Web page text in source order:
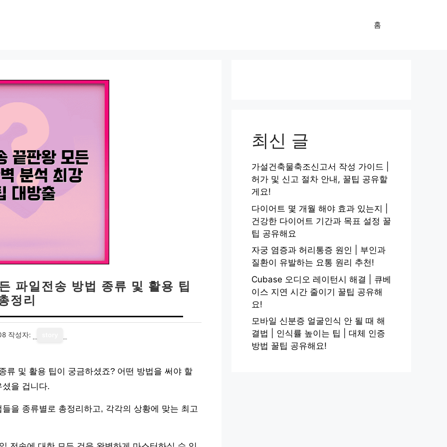
홈
파일전송 방법 종류 및 활용 팁
정리
작성자:
류 및 활용 팁이 궁금하셨죠? 어떤 방법을 써야 할
을 겁니다.
을 종류별로 총정리하고, 각각의 상황에 맞는 최고
최신 글
가설건축물축조신고서 작성 가이드 |
허가 및 신고 절차 안내, 꿀팁 공유할
게요!
다이어트 몇 개월 해야 효과 있는지 |
건강한 다이어트 기간과 목표 설정 꿀
팁 공유해요
자궁 염증과 허리통증 원인 | 부인과
질환이 유발하는 요통 원리 추천!
Cubase 오디오 레이턴시 해결 | 큐베
이스 지연 시간 줄이기 꿀팁 공유해
요!
모바일 신분증 얼굴인식 안 될 때 해
결법 | 인식률 높이는 팁 | 대체 인증
방법 꿀팁 공유해요!